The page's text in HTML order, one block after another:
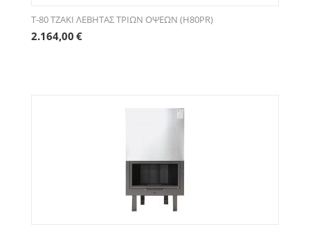
T-80 ΤΖΑΚΙ ΛΕΒΗΤΑΣ ΤΡΙΩΝ ΟΨΕΩΝ (H80PR)
2.164,00 €